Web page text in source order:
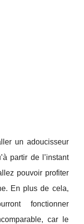
un adoucisseur
partir de l’instant
pouvoir profiter
En plus de cela,
fonctionner
car le